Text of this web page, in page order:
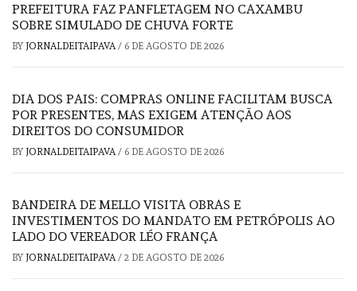
PREFEITURA FAZ PANFLETAGEM NO CAXAMBU
SOBRE SIMULADO DE CHUVA FORTE
BY JORNALDEITAIPAVA / 6 DE AGOSTO DE 2026
DIA DOS PAIS: COMPRAS ONLINE FACILITAM BUSCA
POR PRESENTES, MAS EXIGEM ATENÇÃO AOS
DIREITOS DO CONSUMIDOR
BY JORNALDEITAIPAVA / 6 DE AGOSTO DE 2026
BANDEIRA DE MELLO VISITA OBRAS E
INVESTIMENTOS DO MANDATO EM PETRÓPOLIS AO
LADO DO VEREADOR LÉO FRANÇA
BY JORNALDEITAIPAVA / 2 DE AGOSTO DE 2026